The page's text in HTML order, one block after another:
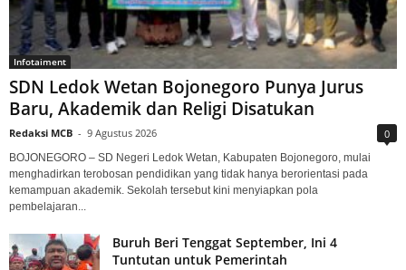
Infotaiment
SDN Ledok Wetan Bojonegoro Punya Jurus
Baru, Akademik dan Religi Disatukan
Redaksi MCB - 9 Agustus 2026 0
BOJONEGORO – SD Negeri Ledok Wetan, Kabupaten Bojonegoro, mulai
menghadirkan terobosan pendidikan yang tidak hanya berorientasi pada
kemampuan akademik. Sekolah tersebut kini menyiapkan pola
pembelajaran...
Buruh Beri Tenggat September, Ini 4
Tuntutan untuk Pemerintah